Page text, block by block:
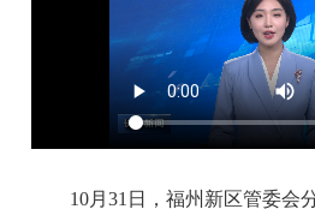
10月31日，福州新区管委会